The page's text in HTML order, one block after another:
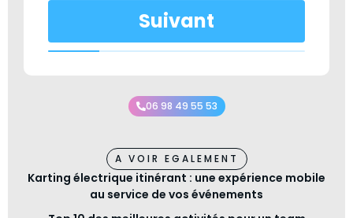
a
e
z
-
o
u
s
l
Suivant
06 98 49 55 53
A VOIR EGALEMENT
Karting électrique itinérant : une expérience mobile
au service de vos événements